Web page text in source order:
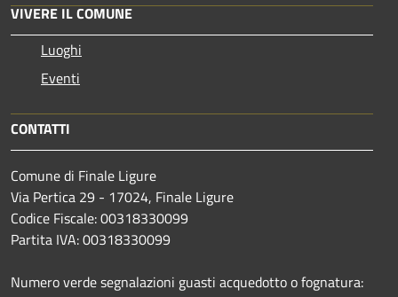
VIVERE IL COMUNE
Luoghi
Eventi
CONTATTI
Comune di Finale Ligure
Via Pertica 29 - 17024, Finale Ligure
Codice Fiscale: 00318330099
Partita IVA: 00318330099
Numero verde segnalazioni guasti acquedotto o fognatura: